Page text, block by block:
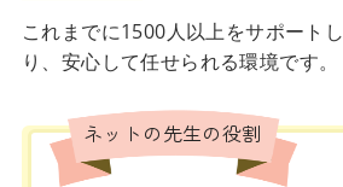
これまでに1500人以上をサポート
り、安心して任せられる環境です。
ネットの先生の役割